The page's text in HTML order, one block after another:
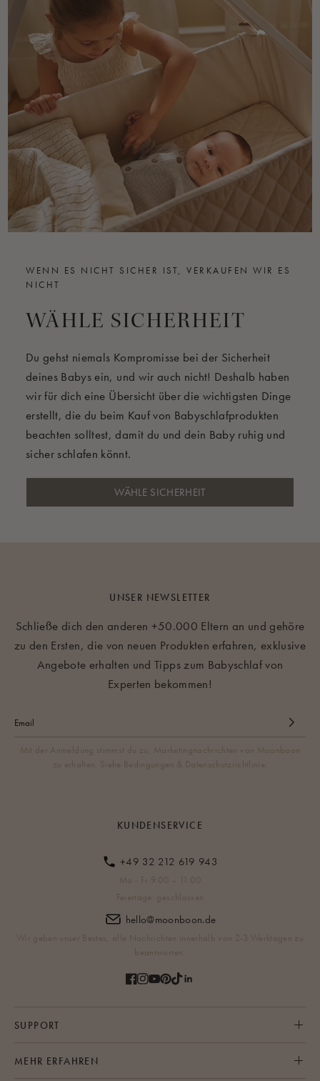
WENN ES NICHT SICHER IST, VERKAUFEN WIR ES
NICHT
WÄHLE SICHERHEIT
Du gehst niemals Kompromisse bei der Sicherheit
deines Babys ein, und wir auch nicht! Deshalb haben
wir für dich eine Übersicht über die wichtigsten Dinge
erstellt, die du beim Kauf von Babyschlafprodukten
beachten solltest, damit du und dein Baby ruhig und
sicher schlafen könnt.
WÄHLE SICHERHEIT
MEHR ERFAHREN
UNSER NEWSLETTER
Schließe dich den anderen +50.000 Eltern an und gehöre
zu den Ersten, die von neuen Produkten erfahren, exklusive
Angebote erhalten und Tipps zum Babyschlaf von
Experten bekommen!
Mit der Anmeldung stimmst du zu, Marketingnachrichten von Moonboon
zu erhalten. Siehe Bedingungen & Datenschutzrichtlinie.
KUNDENSERVICE
+49 32 212 619 943
Mo - Fr 9:00 – 11:00
Feiertage: geschlossen
hello@moonboon.de
Wir geben unser Bestes, alle Nachrichten innerhalb von 2-3 Werktagen zu
beantworten.
SUPPORT